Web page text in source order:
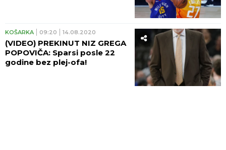
KOŠARKA 09:20 14.08.2020
(VIDEO) PREKINUT NIZ GREGA
POPOVIČA: Sparsi posle 22
godine bez plej-ofa!